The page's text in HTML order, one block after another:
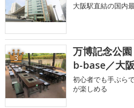
大阪駅直結の国内
3
万博記念公
b-base／大
初心者でも手ぶら
が楽しめる